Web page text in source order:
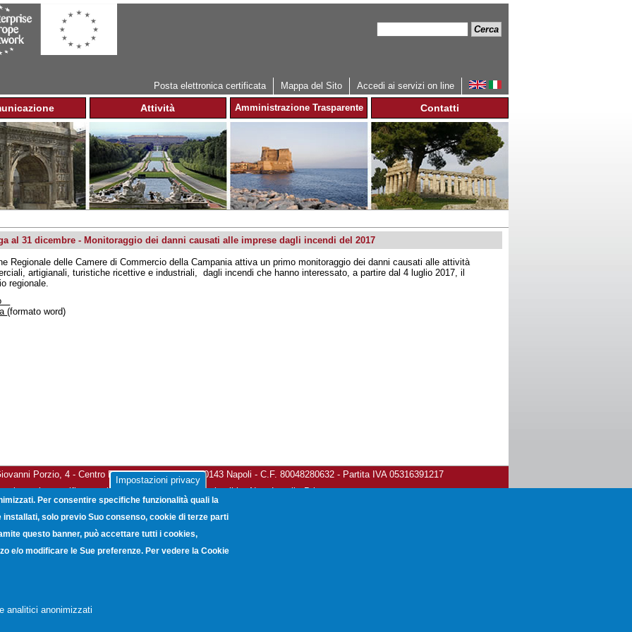
Accedi ai servizi on line
Mappa del Sito
Posta elettronica certificata
Attività Amministrazione Trasparente Contatti
al 31 dicembre - Monitoraggio dei danni causati alle imprese dagli incendi del 2017
Regionale delle Camere di Commercio della Campania attiva un primo monitoraggio dei danni causati alle attività
artigianali, turistiche ricettive e industriali, dagli incendi che hanno interessato, a partire dal 4 luglio 2017, il
regionale.
(formato word)
Porzio, 4 - Centro Direzionale Isola G8 - 80143 Napoli - C.F. 80048280632 - Partita IVA 05316391217
elettronica certificata:unioncamerecampania@legalmail.it-Note Legali-Privacy
Impostazioni privacy
Per consentire specifiche funzionalità quali la
solo previo Suo consenso, cookie di terze parti
questo banner, può accettare tutti i cookies,
e/o modificare le Sue preferenze. Per vedere la Cookie
analitici anonimizzati